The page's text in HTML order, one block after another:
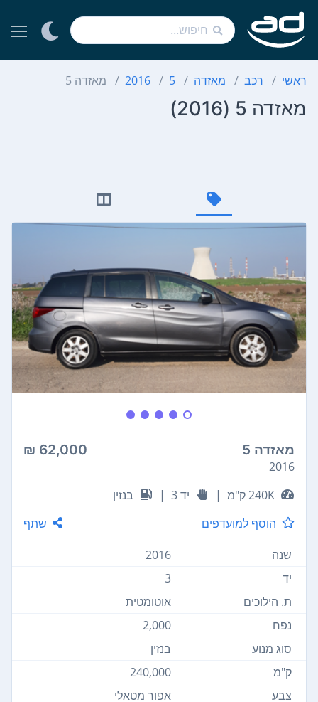
ראשי רכב מאזדה 5
2016 מאזדה 5
מאזדה 5 (2016)
מאזדה 5 62,000 ₪
2016
240K ק"מ
| יד 3 |
בנזין
הוסף למועדפים
שתף
שנה
2016
יד
3
ת. הילוכים
אוטומטית
נפח
2,000
סוג מנוע
בנזין
ק"מ
240,000
צבע
אפור מטאלי